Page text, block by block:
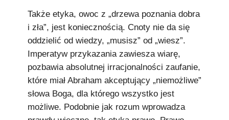
Także etyka, owoc z „drzewa poznania dobra
i zła”, jest koniecznością. Cnoty nie da się
oddzielić od wiedzy, „musisz” od „wiesz”.
Imperatyw przykazania zawiesza wiarę,
pozbawia absolutnej irracjonalności zaufanie,
które miał Abraham akceptujący „niemożliwe”
słowa Boga, dla którego wszystko jest
możliwe. Podobnie jak rozum wprowadza